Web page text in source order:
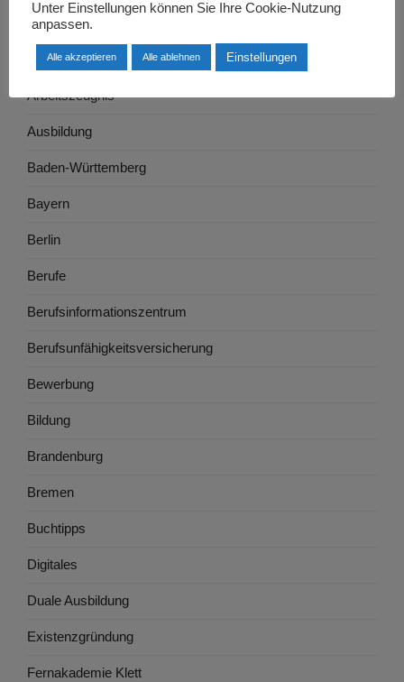
Arbeitsrecht
Arbeitswelt
Arbeitszeugnis
Ausbildung
Baden-Württemberg
Bayern
Berlin
Berufe
Berufsinformationszentrum
Berufsunfähigkeitsversicherung
Bewerbung
Bildung
Brandenburg
Bremen
Buchtipps
Digitales
Duale Ausbildung
Existenzgründung
Fernakademie Klett
Unter Einstellungen können Sie Ihre Cookie-Nutzung
anpassen.
Alle akzeptieren Alle ablehnen Einstellungen